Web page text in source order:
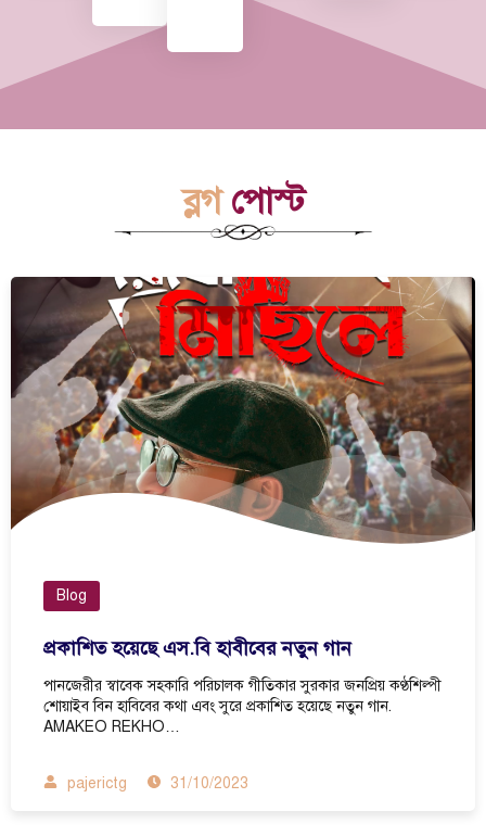
ব্লগপোস্ট
Blog
প্রকাশিত হয়েছে এস.বি হাবীবের নতুন গান
পানজেরীর স্বাবেক সহকারি পরিচালক গীতিকার সুরকার জনপ্রিয় কণ্ঠশিল্পী
শোয়াইব বিন হাবিবের কথা এবং সুরে প্রকাশিত হয়েছে নতুন গান.
AMAKEO REKHO…
pajerictg 31/10/2023